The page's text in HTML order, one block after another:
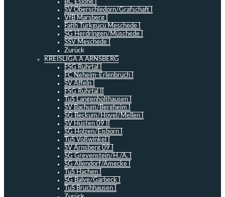
BC Eslohe I
SV Oberschledorn/Grafschaft I
VfB Marsberg I
Fatih Türkgücü Meschede I
SG Herdringen/Müschede I
SSV Meschede I
Zurück
KREISLIGA A ARNSBERG
FSG Ruhrtal I
FC Neheim-Erlenbruch I
SV Affeln I
FSG Ruhrtal II
TuS Langenholthausen I
SV Bachum/Bergheim I
SG Beckum/Hövel/Mellen I
SV Hüsten 09 II
SG Holzen/Eisborn I
TuS Voßwinkel I
SV Arnsberg 09 I
SG Grevenstein/H./A. I
SG Allendorf/Amecke I
TuS Hachen I
SG Balve/Garbeck I
TuS Bruchhausen I